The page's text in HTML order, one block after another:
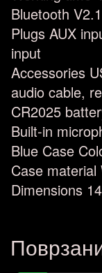
Bluetooth V2.1
Plugs AUX
input
Accessories
audio cable,
CR2025
Built-in
Blue Case
Case material
Dimensions